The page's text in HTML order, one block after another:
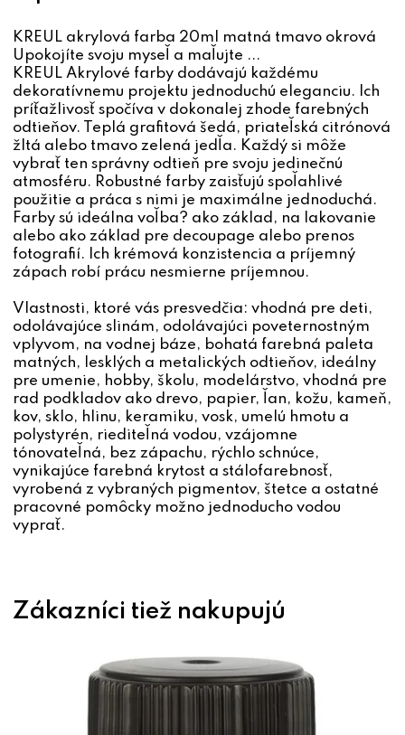
KREUL akrylová farba 20ml matná tmavo okrová
Upokojíte svoju myseľ a maľujte ...
KREUL Akrylové farby dodávajú každému
dekoratívnemu projektu jednoduchú eleganciu. Ich
príťažlivosť spočíva v dokonalej zhode farebných
odtieňov. Teplá grafitová šedá, priateľská citrónová
žltá alebo tmavo zelená jedľa. Každý si môže
vybrať ten správny odtieň pre svoju jedinečnú
atmosféru. Robustné farby zaisťujú spoľahlivé
použitie a práca s nimi je maximálne jednoduchá.
Farby sú ideálna voľba? ako základ, na lakovanie
alebo ako základ pre decoupage alebo prenos
fotografií. Ich krémová konzistencia a príjemný
zápach robí prácu nesmierne príjemnou.
Vlastnosti, ktoré vás presvedčia: vhodná pre deti,
odolávajúce slinám, odolávajúci poveternostným
vplyvom, na vodnej báze, bohatá farebná paleta
matných, lesklých a metalických odtieňov, ideálny
pre umenie, hobby, školu, modelárstvo, vhodná pre
rad podkladov ako drevo, papier, ľan, kožu, kameň,
kov, sklo, hlinu, keramiku, vosk, umelú hmotu a
polystyrén, riediteľná vodou, vzájomne
tónovateľná, bez zápachu, rýchlo schnúce,
vynikajúce farebná krytost a stálofarebnosť,
vyrobená z vybraných pigmentov, štetce a ostatné
pracovné pomôcky možno jednoducho vodou
vyprať.